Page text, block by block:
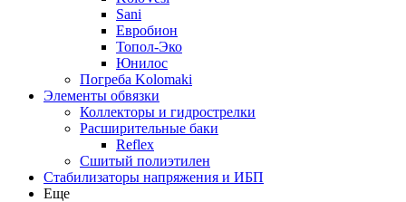
Sani
Евробион
Топол-Эко
Юнилос
Погреба Kolomaki
Элементы обвязки
Коллекторы и гидрострелки
Расширительные баки
Reflex
Сшитый полиэтилен
Стабилизаторы напряжения и ИБП
Еще